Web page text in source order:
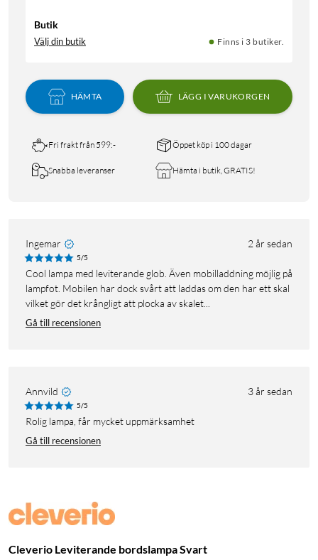
Butik
Välj din butik Finns i 3 butiker.
HÄMTA LÄGG I VARUKORGEN
Fri frakt från 599:- Öppet köp i 100 dagar
Snabba leveranser Hämta i butik, GRATIS!
Ingemar 2 år sedan
5/5
Cool lampa med leviterande glob. Även mobilladdning möjlig på
lampfot. Mobilen har dock svårt att laddas om den har ett skal
vilket gör det krångligt att plocka av skalet...
Gå till recensionen
Annvild 3 år sedan
5/5
Rolig lampa, får mycket uppmärksamhet
Gå till recensionen
Cleverio Leviterande bordslampa Svart